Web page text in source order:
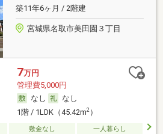
築11年6ヶ月 / 2階建
宮城県名取市美田園３丁目
7万円
管理費5,000円
なし
なし
1階 / 1LDK（45.42m2）
敷金なし
一人暮らし